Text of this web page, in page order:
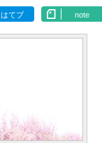
はてブ note